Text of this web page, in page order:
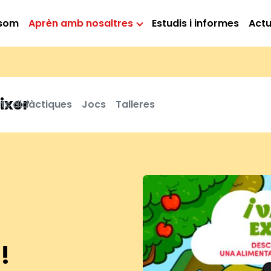
Aprèn amb nosaltres Estudis i informes
didàctiques Jocs Talleres